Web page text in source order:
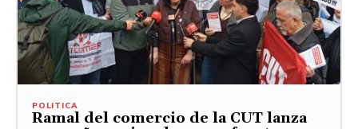
POLITICA
Ramal del comercio de la CUT lanza